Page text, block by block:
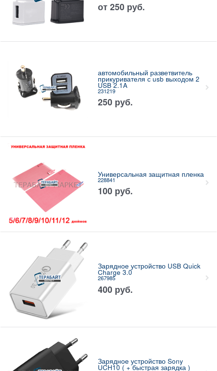
от 250 руб.
автомобильный разветвитель
прикуривателя с usb выходом 2
USB 2.1A
231219
250 руб.
Универсальная защитная пленка
228841
100 руб.
Зарядное устройство USB Quick
Charge 3.0
267985
400 руб.
Зарядное устройство Sony
UCH10 ( + быстрая зарядка )